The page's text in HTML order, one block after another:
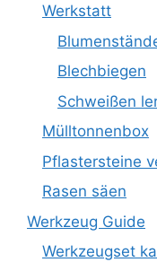
Werkstatt
Blechbiegen
Schweißen
Mülltonnenbox
Pflastersteine
Rasen säen
Werkzeug Guide
Werkzeugset